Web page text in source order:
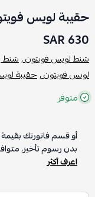
حقيبة لويس
630 SAR
شنط لويس فويتون ,شنط
لويس فويتون ,حقيبة
متوفر
أو قسم فاتورتك بقيمة
بدون رسوم تأخير،
اعرف أكثر